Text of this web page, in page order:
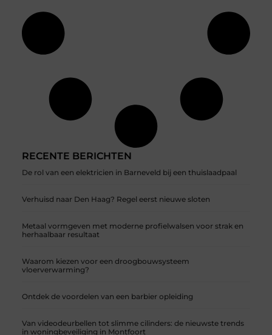
RECENTE BERICHTEN
De rol van een elektricien in Barneveld bij een thuislaadpaal
Verhuisd naar Den Haag? Regel eerst nieuwe sloten
Metaal vormgeven met moderne profielwalsen voor strak en
herhaalbaar resultaat
Waarom kiezen voor een droogbouwsysteem
vloerverwarming?
Ontdek de voordelen van een barbier opleiding
Van videodeurbellen tot slimme cilinders: de nieuwste trends
in woningbeveiliging in Montfoort